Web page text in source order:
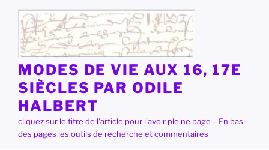
contenu
principal
MODES DE VIE AUX 16, 17E
SIÈCLES PAR ODILE
HALBERT
cliquez sur le titre de l'article pour l'avoir pleine page – En bas
des pages les outils de recherche et commentaires